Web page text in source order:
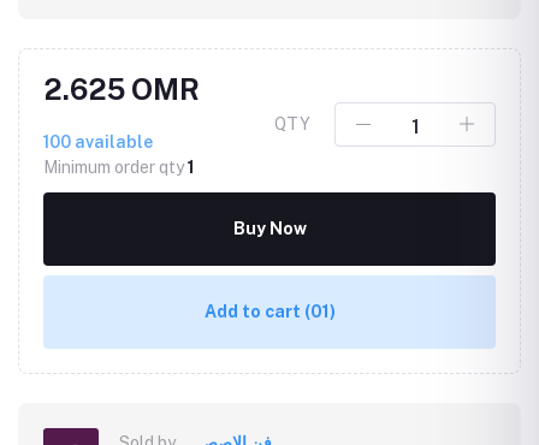
2.625 OMR
100 available
Minimum order qty1
QTY
Buy Now
Add to cart (01)